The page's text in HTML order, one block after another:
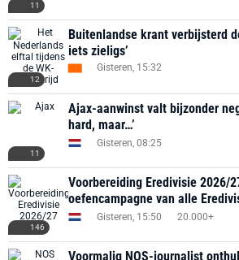
11
12
Buitenlandse krant verbijsterd
iets zieligs’
Gisteren, 15:32
11
Ajax-aanwinst valt bijzonder
hard, maar…’
Gisteren, 08:25
146
Voorbereiding Eredivisie 2026/
oefencampagne van alle
Gisteren, 15:50 20.000+
Voormalig NOS-journalist